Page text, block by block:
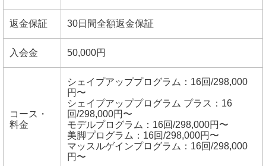
返金保証 30日間全額返金保証
入会金 50,000円
コース・
料金
シェイプアッププログラム：16回/298,000
円〜
シェイプアッププログラム プラス：16
回/298,000円〜
モデルプログラム：16回/298,000円〜
美脚プログラム：16回/298,000円〜
マッスルゲインプログラム：16回/298,000
円〜